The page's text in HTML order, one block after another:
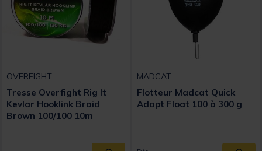
OVERFIGHT
Tresse Overfight Rig It
Kevlar Hooklink Braid
Brown 100/100 10m
MADCAT
Flotteur Madcat Quick
Adapt Float 100 à 300 g